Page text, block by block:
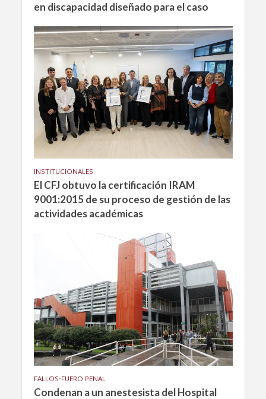
en discapacidad diseñado para el caso
INSTITUCIONALES
El CFJ obtuvo la certificación IRAM
9001:2015 de su proceso de gestión de las
actividades académicas
FALLOS•FUERO PENAL
Condenan a un anestesista del Hospital